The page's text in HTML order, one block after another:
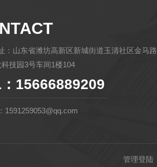
：山东省潍坊高新区新城街道玉清社区金马路
技园3号车间1楼104
15666889209
1591259053@qq.com
管理登陆